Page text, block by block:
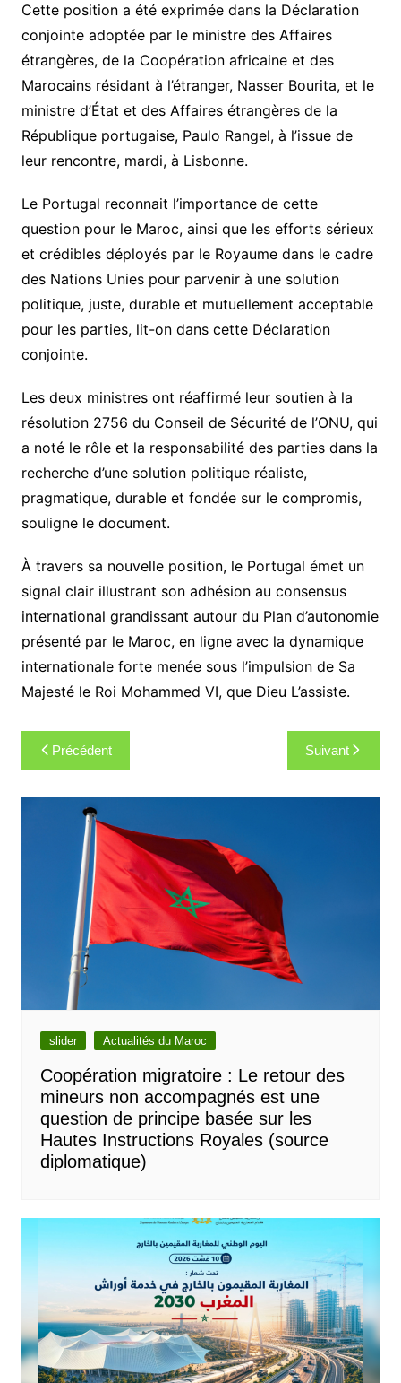
Cette position a été exprimée dans la Déclaration
conjointe adoptée par le ministre des Affaires
étrangères, de la Coopération africaine et des
Marocains résidant à l’étranger, Nasser Bourita, et le
ministre d’État et des Affaires étrangères de la
République portugaise, Paulo Rangel, à l’issue de
leur rencontre, mardi, à Lisbonne.
Le Portugal reconnait l’importance de cette
question pour le Maroc, ainsi que les efforts sérieux
et crédibles déployés par le Royaume dans le cadre
des Nations Unies pour parvenir à une solution
politique, juste, durable et mutuellement acceptable
pour les parties, lit-on dans cette Déclaration
conjointe.
Les deux ministres ont réaffirmé leur soutien à la
résolution 2756 du Conseil de Sécurité de l’ONU, qui
a noté le rôle et la responsabilité des parties dans la
recherche d’une solution politique réaliste,
pragmatique, durable et fondée sur le compromis,
souligne le document.
À travers sa nouvelle position, le Portugal émet un
signal clair illustrant son adhésion au consensus
international grandissant autour du Plan d’autonomie
présenté par le Maroc, en ligne avec la dynamique
internationale forte menée sous l’impulsion de Sa
Majesté le Roi Mohammed VI, que Dieu L’assiste.
Navigation
de
l’article
Précédent Suivant
slider Actualités du Maroc
Coopération migratoire : Le retour des
mineurs non accompagnés est une
question de principe basée sur les
Hautes Instructions Royales (source
diplomatique)